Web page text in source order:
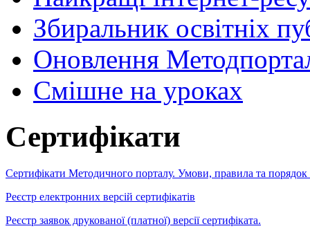
Збиральник освітніх
Оновлення
Cмішне на уроках
Сертифікати
Сертифікати Методичного порталу. Умови, правила та порядок
Реєстр електронних версій сертифікатів
Реєстр заявок друкованої (платної) версії сертифіката.